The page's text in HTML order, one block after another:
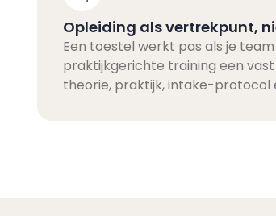
Opleiding als vertrekpunt,
Een toestel werkt pas als je
praktijkgerichte training een
theorie, praktijk, intake-protocol